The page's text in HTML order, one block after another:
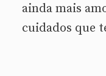
ainda mais
cuidados que